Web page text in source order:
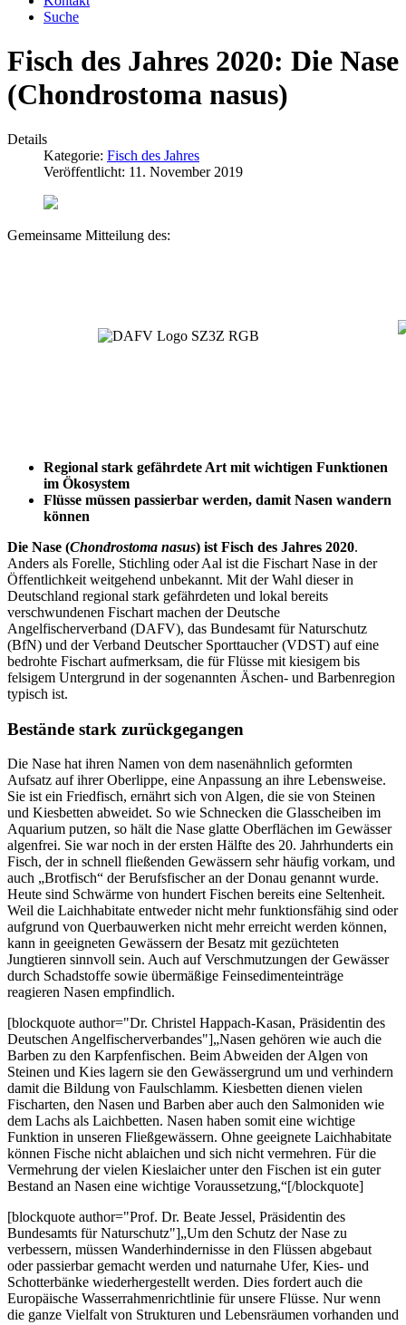
Suche
Fisch des Jahres 2020: Die Nase
(Chondrostoma nasus)
Details
Kategorie: Fisch des Jahres
Veröffentlicht: 11. November 2019
Gemeinsame Mitteilung des:
Regional stark gefährdete Art mit wichtigen Funktionen
im Ökosystem
Flüsse müssen passierbar werden, damit Nasen wandern
können
Die Nase (Chondrostoma nasus) ist Fisch des Jahres 2020.
Anders als Forelle, Stichling oder Aal ist die Fischart Nase in der
Öffentlichkeit weitgehend unbekannt. Mit der Wahl dieser in
Deutschland regional stark gefährdeten und lokal bereits
verschwundenen Fischart machen der Deutsche
Angelfischerverband (DAFV), das Bundesamt für Naturschutz
(BfN) und der Verband Deutscher Sporttaucher (VDST) auf eine
bedrohte Fischart aufmerksam, die für Flüsse mit kiesigem bis
felsigem Untergrund in der sogenannten Äschen- und Barbenregion
typisch ist.
Bestände stark zurückgegangen
Die Nase hat ihren Namen von dem nasenähnlich geformten
Aufsatz auf ihrer Oberlippe, eine Anpassung an ihre Lebensweise.
Sie ist ein Friedfisch, ernährt sich von Algen, die sie von Steinen
und Kiesbetten abweidet. So wie Schnecken die Glasscheiben im
Aquarium putzen, so hält die Nase glatte Oberflächen im Gewässer
algenfrei. Sie war noch in der ersten Hälfte des 20. Jahrhunderts ein
Fisch, der in schnell fließenden Gewässern sehr häufig vorkam, und
auch „Brotfisch“ der Berufsfischer an der Donau genannt wurde.
Heute sind Schwärme von hundert Fischen bereits eine Seltenheit.
Weil die Laichhabitate entweder nicht mehr funktionsfähig sind oder
aufgrund von Querbauwerken nicht mehr erreicht werden können,
kann in geeigneten Gewässern der Besatz mit gezüchteten
Jungtieren sinnvoll sein. Auch auf Verschmutzungen der Gewässer
durch Schadstoffe sowie übermäßige Feinsedimenteinträge
reagieren Nasen empfindlich.
[blockquote author="Dr. Christel Happach-Kasan, Präsidentin des
Deutschen Angelfischerverbandes"]„Nasen gehören wie auch die
Barben zu den Karpfenfischen. Beim Abweiden der Algen von
Steinen und Kies lagern sie den Gewässergrund um und verhindern
damit die Bildung von Faulschlamm. Kiesbetten dienen vielen
Fischarten, den Nasen und Barben aber auch den Salmoniden wie
dem Lachs als Laichbetten. Nasen haben somit eine wichtige
Funktion in unseren Fließgewässern. Ohne geeignete Laichhabitate
können Fische nicht ablaichen und sich nicht vermehren. Für die
Vermehrung der vielen Kieslaicher unter den Fischen ist ein guter
Bestand an Nasen eine wichtige Voraussetzung,“[/blockquote]
[blockquote author="Prof. Dr. Beate Jessel, Präsidentin des
Bundesamts für Naturschutz"]„Um den Schutz der Nase zu
verbessern, müssen Wanderhindernisse in den Flüssen abgebaut
oder passierbar gemacht werden und naturnahe Ufer, Kies- und
Schotterbänke wiederhergestellt werden. Dies fordert auch die
Europäische Wasserrahmenrichtlinie für unsere Flüsse. Nur wenn
die ganze Vielfalt von Strukturen und Lebensräumen vorhanden und